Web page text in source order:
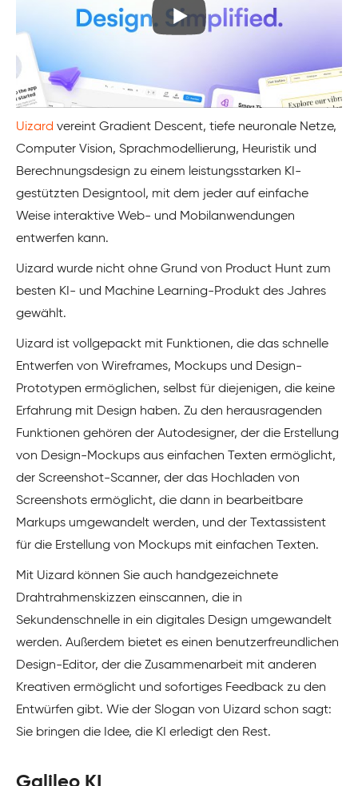
Uizard vereint Gradient Descent, tiefe neuronale Netze,
Computer Vision, Sprachmodellierung, Heuristik und
Berechnungsdesign zu einem leistungsstarken KI-
gestützten Designtool, mit dem jeder auf einfache
Weise interaktive Web- und Mobilanwendungen
entwerfen kann.
Uizard wurde nicht ohne Grund von Product Hunt zum
besten KI- und Machine Learning-Produkt des Jahres
gewählt.
Uizard ist vollgepackt mit Funktionen, die das schnelle
Entwerfen von Wireframes, Mockups und Design-
Prototypen ermöglichen, selbst für diejenigen, die keine
Erfahrung mit Design haben. Zu den herausragenden
Funktionen gehören der Autodesigner, der die Erstellung
von Design-Mockups aus einfachen Texten ermöglicht,
der Screenshot-Scanner, der das Hochladen von
Screenshots ermöglicht, die dann in bearbeitbare
Markups umgewandelt werden, und der Textassistent
für die Erstellung von Mockups mit einfachen Texten.
Mit Uizard können Sie auch handgezeichnete
Drahtrahmenskizzen einscannen, die in
Sekundenschnelle in ein digitales Design umgewandelt
werden. Außerdem bietet es einen benutzerfreundlichen
Design-Editor, der die Zusammenarbeit mit anderen
Kreativen ermöglicht und sofortiges Feedback zu den
Entwürfen gibt. Wie der Slogan von Uizard schon sagt:
Sie bringen die Idee, die KI erledigt den Rest.